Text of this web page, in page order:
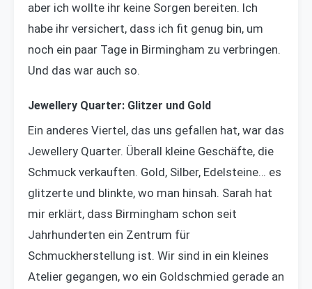
aber ich wollte ihr keine Sorgen bereiten. Ich
habe ihr versichert, dass ich fit genug bin, um
noch ein paar Tage in Birmingham zu verbringen.
Und das war auch so.
Jewellery Quarter: Glitzer und Gold
Ein anderes Viertel, das uns gefallen hat, war das
Jewellery Quarter. Überall kleine Geschäfte, die
Schmuck verkauften. Gold, Silber, Edelsteine… es
glitzerte und blinkte, wo man hinsah. Sarah hat
mir erklärt, dass Birmingham schon seit
Jahrhunderten ein Zentrum für
Schmuckherstellung ist. Wir sind in ein kleines
Atelier gegangen, wo ein Goldschmied gerade an